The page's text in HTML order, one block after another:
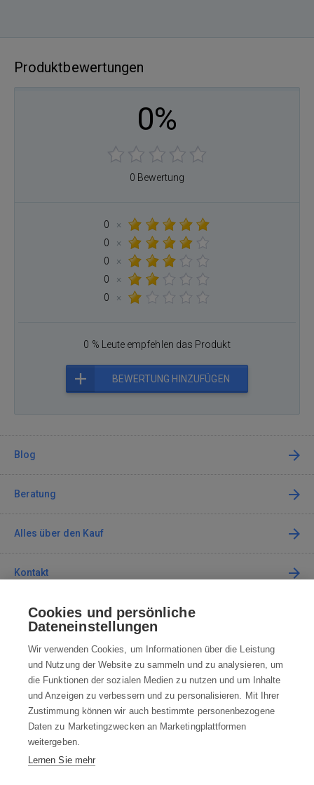
Produktbewertungen
0%
0 Bewertung
0
×
0
×
0
×
0
×
0
×
0 % Leute empfehlen das Produkt
BEWERTUNG HINZUFÜGEN
Blog
Beratung
Alles über den Kauf
Kontakt
Kontaktieren Sie uns
info@robotworld.at
+49 25 197 159 962 Mo-Fr 8:00—16:00 Uhr
ALLE KONTAKTE
WIDERRUFSBELEHRUNG
Cookies und persönliche
Dateneinstellungen
Wir verwenden Cookies, um Informationen über die Leistung
und Nutzung der Website zu sammeln und zu analysieren, um
die Funktionen der sozialen Medien zu nutzen und um Inhalte
und Anzeigen zu verbessern und zu personalisieren. Mit Ihrer
Zustimmung können wir auch bestimmte personenbezogene
Daten zu Marketingzwecken an Marketingplattformen
weitergeben.
Lernen Sie mehr